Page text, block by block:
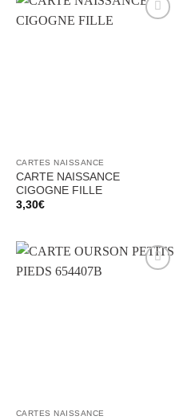
CARTES NAISSANCE
CARTE NAISSANCE
CIGOGNE FILLE
3,30€
CARTES NAISSANCE